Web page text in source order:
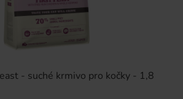
- suché krmivo pro kočky - 1,8